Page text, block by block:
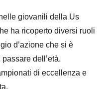
giovanili della Us
ha ricoperto diversi ruoli
d’azione che si è
dell’età.
di eccellenza e